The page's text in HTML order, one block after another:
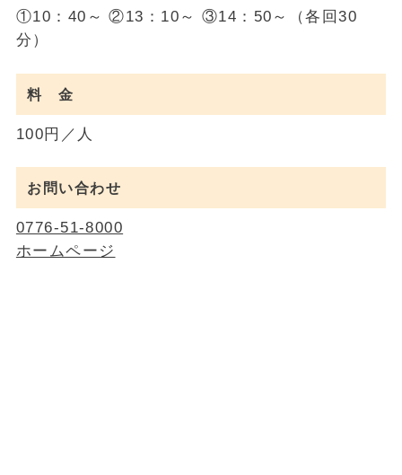
①10：40～ ②13：10～ ③14：50～（各回30
分）
料 金
100円／人
お問い合わせ
0776-51-8000
ホームページ